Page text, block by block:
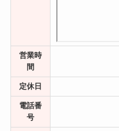
営業時
間
定休日
電話番
号